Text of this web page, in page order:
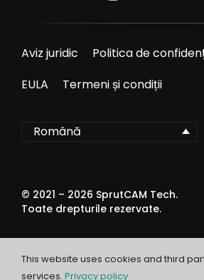
Aviz juridic
Politica de
EULA
Termeni și condiții
Română
© 2021 – 2026 SprutCAM Tech.
Toate drepturile rezervate.
This website uses cookies and third
services. Privacy policy